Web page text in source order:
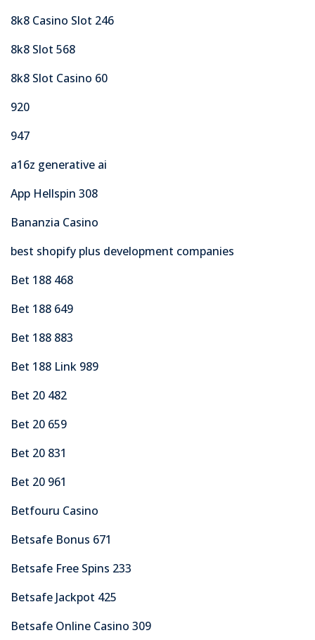
8k8 Casino Slot 246
8k8 Slot 568
8k8 Slot Casino 60
920
947
a16z generative ai
App Hellspin 308
Bananzia Casino
best shopify plus development companies
Bet 188 468
Bet 188 649
Bet 188 883
Bet 188 Link 989
Bet 20 482
Bet 20 659
Bet 20 831
Bet 20 961
Betfouru Casino
Betsafe Bonus 671
Betsafe Free Spins 233
Betsafe Jackpot 425
Betsafe Online Casino 309